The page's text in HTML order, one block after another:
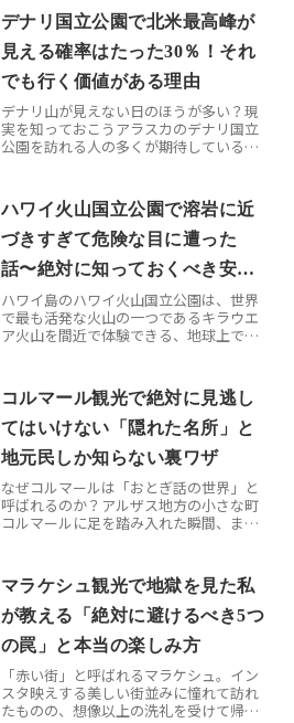
と、そこには想像を遥かに超える文化的
な深さと、人々の温かさが息づ...
デナリ国立公園で北米最高峰が
見える確率はたった30％！それ
でも行く価値がある理由
デナリ山が見えない日のほうが多い？現
実を知っておこうアラスカのデナリ国立
公園を訪れる人の多くが期待しているの
す。しかし、現地のレンジャーから聞い
た驚きの事実があります...
ハワイ火山国立公園で溶岩に近
づきすぎて危険な目に遭った
話〜絶対に知っておくべき安全
対策と感動体験
ハワイ島のハワイ火山国立公園は、世界
で最も活発な火山の一つであるキラウエ
ア火山を間近で体験できる、地球上でも
危険じゃないでしょ？」と軽く考えてい
ました。その考えがいかに...
コルマール観光で絶対に見逃し
てはいけない「隠れた名所」と
地元民しか知らない裏ワザ
なぜコルマールは「おとぎ話の世界」と
呼ばれるのか？アルザス地方の小さな町
コルマールに足を踏み入れた瞬間、まる
しめき合い、色とりどりの花が窓辺を彩
る光景は、確かに現実とは...
マラケシュ観光で地獄を見た私
が教える「絶対に避けるべき5つ
の罠」と本当の楽しみ方
「赤い街」と呼ばれるマラケシュ。イン
スタ映えする美しい街並みに憧れて訪れ
たものの、想像以上の洗礼を受けて帰国